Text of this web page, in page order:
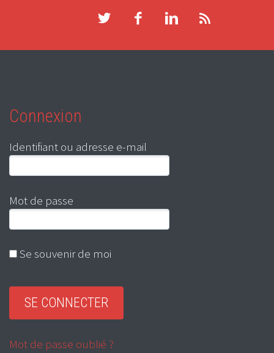
Connexion
Identifiant ou adresse e-mail
Mot de passe
Se souvenir de moi
Mot de passe oublié ?